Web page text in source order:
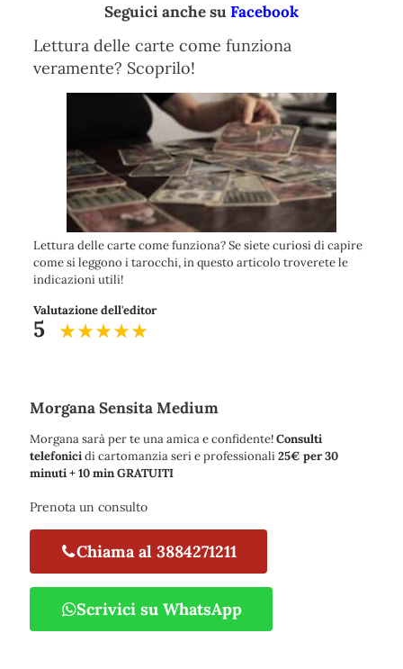
Seguici anche su Facebook
Lettura delle carte come funziona
veramente? Scoprilo!
Lettura delle carte come funziona? Se siete curiosi di capire
come si leggono i tarocchi, in questo articolo troverete le
indicazioni utili!
Valutazione dell'editor
5
Morgana Sensita Medium
Morgana sarà per te una amica e confidente!Consulti
telefonicidi cartomanzia seri e professionali25€ per 30
minuti + 10 min GRATUITI
Prenota un consulto
Chiama al 3884271211
Scrivici su WhatsApp